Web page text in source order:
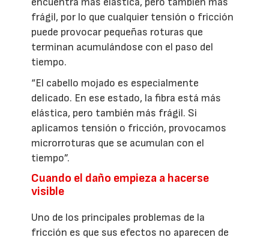
frágil, por lo que cualquier tensión o fricción
puede provocar pequeñas roturas que
terminan acumulándose con el paso del
tiempo.
“El cabello mojado es especialmente
delicado. En ese estado, la fibra está más
elástica, pero también más frágil. Si
aplicamos tensión o fricción, provocamos
microrroturas que se acumulan con el
tiempo”.
Cuando el daño empieza a hacerse
visible
Uno de los principales problemas de la
fricción es que sus efectos no aparecen de